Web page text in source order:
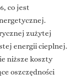
co jest
zużytej
energii cieplnej.
niższe koszty
oszczędności